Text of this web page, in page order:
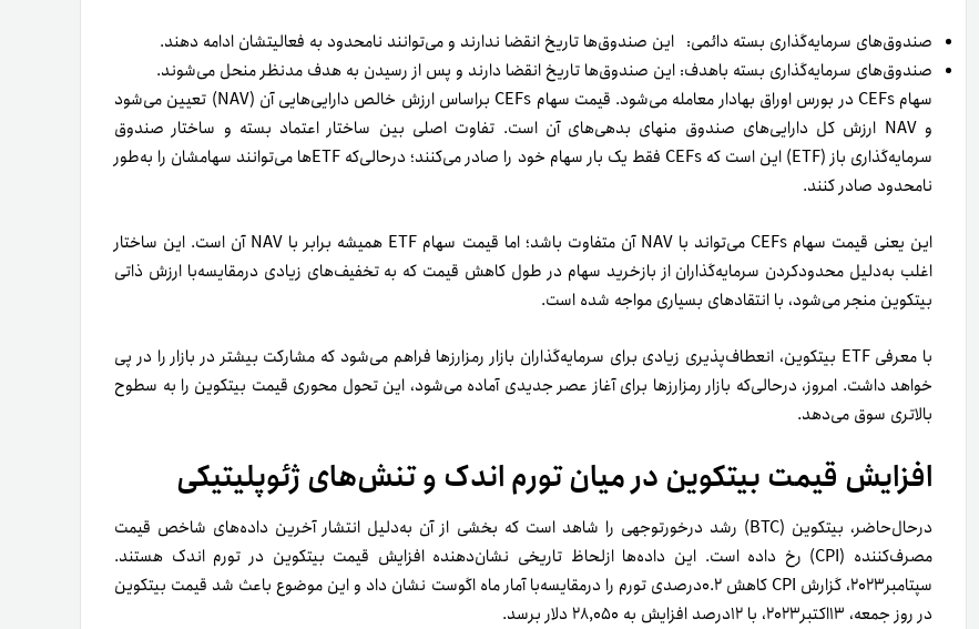
صندوق‌های سرمایه‌گذاری بسته دائمی: این صندوق‌ها تاریخ انقضا ندارند و می‌توانند نامحدود به فعالیتشان ادامه دهند.
صندوق‌های سرمایه‌گذاری بسته باهدف: این صندوق‌ها تاریخ انقضا دارند و پس از رسیدن به هدف مدنظر منحل می‌شوند.
سهام CEFs در بورس اوراق بهادار معامله می‌شود. قیمت سهام CEFs براساس ارزش خالص دارایی‌هایی آن (NAV) تعیین می‌شود
و NAV ارزش کل دارایی‌های صندوق منهای بدهی‌های آن است. تفاوت اصلی بین ساختار اعتماد بسته و ساختار صندوق
سرمایه‌گذاری باز (ETF) این است که CEFs فقط یک‌ بار سهام خود را صادر می‌کنند؛ درحالی‌که ETFها می‌توانند سهامشان را به‌طور
نامحدود صادر کنند.
این یعنی قیمت سهام CEFs می‌تواند با NAV آن متفاوت باشد؛ اما قیمت سهام ETF همیشه برابر با NAV آن است. این ساختار
اغلب به‌دلیل محدودکردن سرمایه‌گذاران از بازخرید سهام در طول کاهش قیمت که به تخفیف‌های زیادی درمقایسه‌با ارزش ذاتی
بیتکوین منجر می‌شود، با انتقادهای بسیاری مواجه شده است.
با معرفی ETF بیتکوین، انعطاف‌پذیری زیادی برای سرمایه‌گذاران بازار رمزارزها فراهم می‌شود که مشارکت بیشتر در بازار را در پی
خواهد داشت. امروز، درحالی‌که بازار رمزارزها برای آغاز عصر جدیدی آماده می‌شود، این تحول محوری قیمت بیتکوین را به سطوح
بالاتری سوق می‌دهد.
افزایش قیمت بیتکوین در میان تورم اندک و تنش‌های ژئوپلیتیکی
در‌حال‌حاضر، بیتکوین (BTC) رشد درخورتوجهی را شاهد است که بخشی از آن به‌دلیل انتشار آخرین داده‌های شاخص قیمت
مصرف‌کننده (CPI) رخ‌ داده است. این داده‌ها ازلحاظ تاریخی نشان‌دهنده افزایش قیمت بیتکوین در تورم اندک هستند.
سپتامبر۲۰۲۳، گزارش CPI کاهش ۰.۲درصدی تورم را در‌مقایسه‌با آمار ماه اگوست نشان داد و این موضوع باعث شد قیمت بیتکوین
در روز جمعه، ۱۳اکتبر۲۰۲۳، با ۱۲درصد افزایش به ۲۸,۰۵۰ دلار برسد.